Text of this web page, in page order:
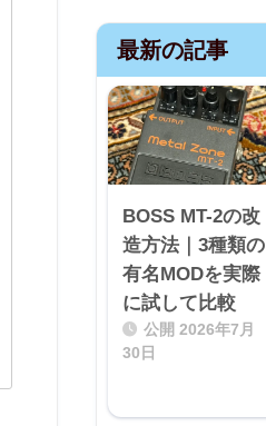
最新の記事
BOSS MT-2の改
造方法｜3種類の
有名MODを実際
に試して比較
公開 2026年7月
30日